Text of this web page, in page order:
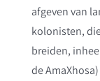
afgeven van
kolonisten,
breiden,
de